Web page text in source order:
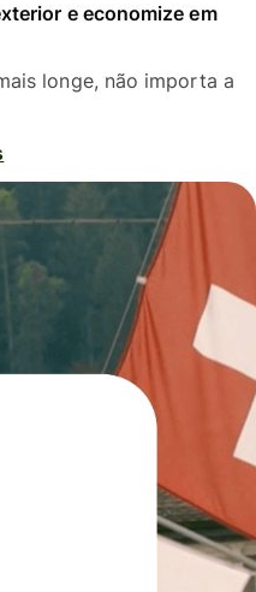
e economize em
longe, não importa a